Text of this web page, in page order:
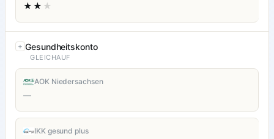
★★ ★
Gesundheitskonto
GLEICHAUF
AOK Niedersachsen
—
IKK gesund plus